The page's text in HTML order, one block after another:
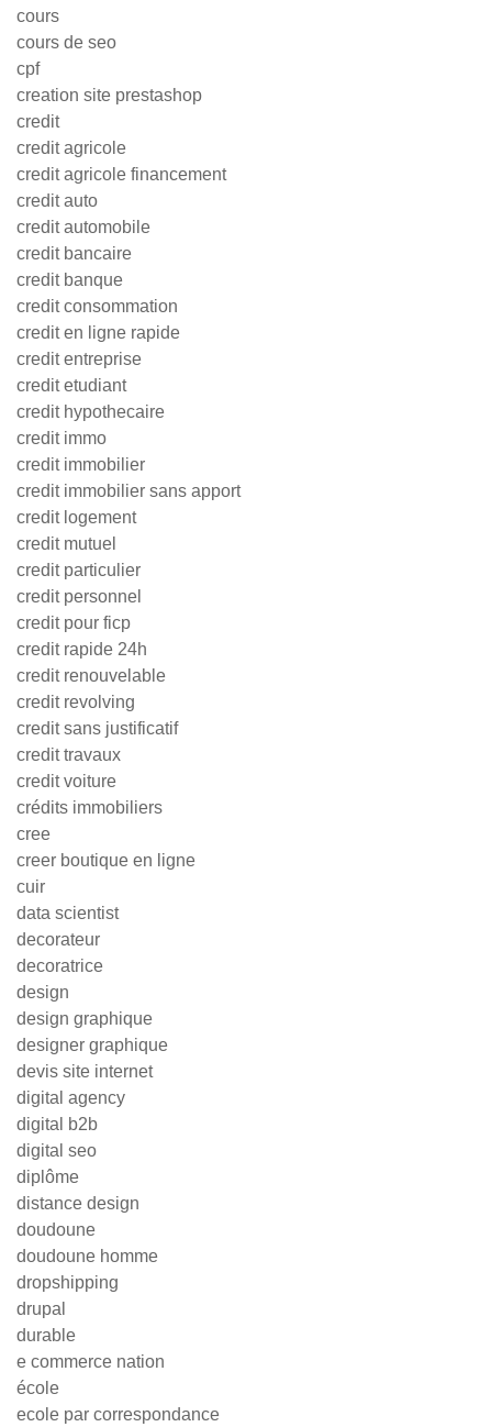
cours
cours de seo
cpf
creation site prestashop
credit
credit agricole
credit agricole financement
credit auto
credit automobile
credit bancaire
credit banque
credit consommation
credit en ligne rapide
credit entreprise
credit etudiant
credit hypothecaire
credit immo
credit immobilier
credit immobilier sans apport
credit logement
credit mutuel
credit particulier
credit personnel
credit pour ficp
credit rapide 24h
credit renouvelable
credit revolving
credit sans justificatif
credit travaux
credit voiture
crédits immobiliers
cree
creer boutique en ligne
cuir
data scientist
decorateur
decoratrice
design
design graphique
designer graphique
devis site internet
digital agency
digital b2b
digital seo
diplôme
distance design
doudoune
doudoune homme
dropshipping
drupal
durable
e commerce nation
école
ecole par correspondance